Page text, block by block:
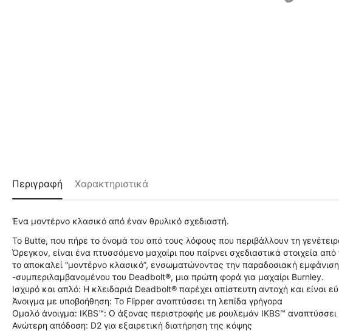
Περιγραφή Χαρακτηριστικά
Ένα μοντέρνο κλασικό από έναν θρυλικό σχεδιαστή.
Το Butte, που πήρε το όνομά του από τους λόφους που περιβάλλουν τη
Όρεγκον, είναι ένα πτυσσόμενο μαχαίρι που παίρνει σχεδιαστικά στοιχεία
το αποκαλεί “μοντέρνο κλασικό”, ενσωματώνοντας την παραδοσιακή
-συμπεριλαμβανομένου του Deadbolt®, μια πρώτη φορά για μαχαίρι Burnley.
Ισχυρό και απλό: Η κλειδαριά Deadbolt® παρέχει απίστευτη αντοχή και είναι
Άνοιγμα με υποβοήθηση: Το Flipper αναπτύσσει τη λεπίδα γρήγορα
Ομαλό άνοιγμα: IKBS™: Ο άξονας περιστροφής με ρουλεμάν IKBS™ αναπτύσσει
Ανώτερη απόδοση: D2 για εξαιρετική διατήρηση της κόψης